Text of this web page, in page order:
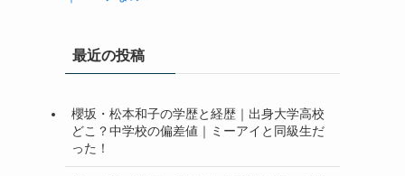
最近の投稿
櫻坂・松本和子の学歴と経歴｜出身大学高校
どこ？中学校の偏差値｜ミーアイと同級生だ
った！